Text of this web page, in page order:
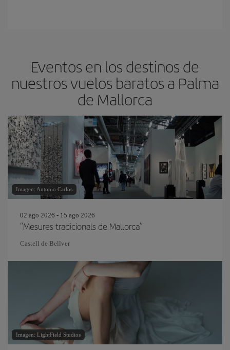
Eventos en los destinos de
nuestros vuelos baratos a Palma
de Mallorca
Imagen: Antonio Carlos
02 ago 2026 - 15 ago 2026
“Mesures tradicionals de Mallorca”
Castell de Bellver
Imagen: LightField Studios